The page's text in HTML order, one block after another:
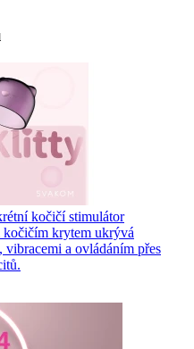
kočičí stimulátor
krytem ukrývá
a ovládáním přes